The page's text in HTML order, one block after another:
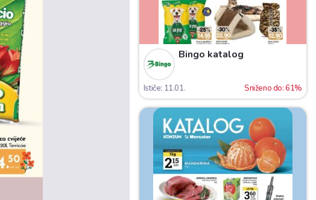
Bingo katalog
Ističe: 11.01. Sniženo do: 61%